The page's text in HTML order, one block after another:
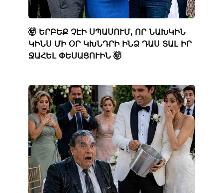
🤯 ԵՐԲԵՔ ՉԷԻ ՍՊԱՍՈՒՄ, ՈՐ ՆԱԽԿԻՆ
ԿԻՆՍ ՄԻ ՕՐ ԿԽՆԴՐԻ ԻՆՁ ԴԱՍ ՏԱԼ ԻՐ
ՋԱՀԵԼ ՓԵՍԱՑՈՒԻՆ 🤯